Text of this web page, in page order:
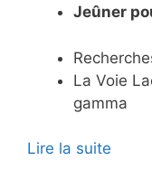
Jeûner
La Voie
gamma
Lire la suite